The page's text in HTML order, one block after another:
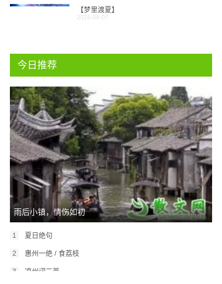
【梦里渡夏】
2016-08-07
今日推荐
雨后小镇，情伤如初
1 夏日绝句
2 惠州一绝 / 食荔枝
3 凉州词二首